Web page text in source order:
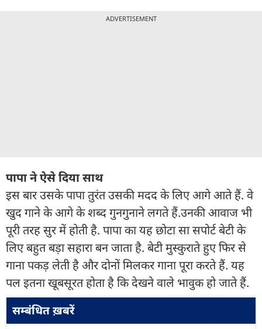
ADVERTISEMENT
पापा ने ऐसे दिया साथ
इस बार उसके पापा तुरंत उसकी मदद के लिए आगे आते हैं. वे
खुद गाने के आगे के शब्द गुनगुनाने लगते हैं.उनकी आवाज भी
पूरी तरह सुर में होती है. पापा का यह छोटा सा सपोर्ट बेटी के
लिए बहुत बड़ा सहारा बन जाता है. बेटी मुस्कुराते हुए फिर से
गाना पकड़ लेती है और दोनों मिलकर गाना पूरा करते हैं. यह
पल इतना खूबसूरत होता है कि देखने वाले भावुक हो जाते हैं.
सम्बंधित ख़बरें